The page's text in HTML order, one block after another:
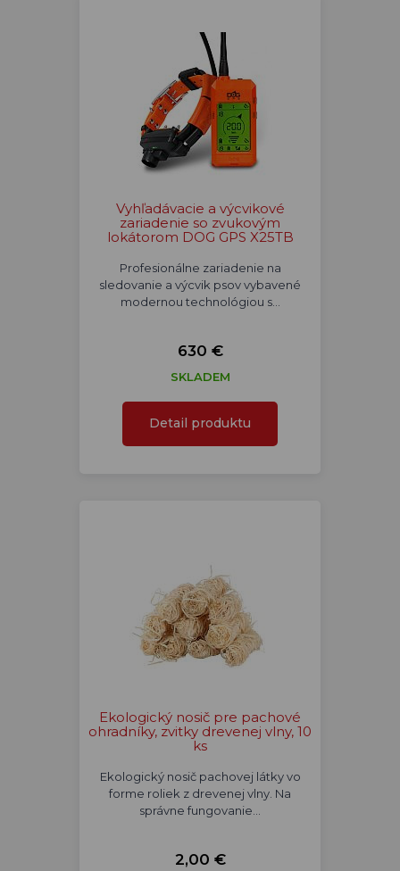
Vyhľadávacie a výcvikové
zariadenie so zvukovým
lokátorom DOG GPS X25TB
Profesionálne zariadenie na
sledovanie a výcvik psov vybavené
modernou technológiou s…
630 €
SKLADEM
Detail produktu
Ekologický nosič pre pachové
ohradníky, zvitky drevenej vlny, 10
ks
Ekologický nosič pachovej látky vo
forme roliek z drevenej vlny. Na
správne fungovanie…
2,00 €